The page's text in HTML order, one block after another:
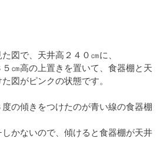
図で、天井高２４０㎝に、
㎝高の上置きを置いて、食器棚と天
図がピンクの状態です。
の傾きをつけたのが青い線の食器棚
かないので、傾けると食器棚が天井